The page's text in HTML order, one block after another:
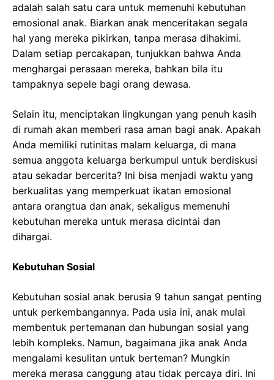
adalah salah satu cara untuk memenuhi kebutuhan
emosional anak. Biarkan anak menceritakan segala
hal yang mereka pikirkan, tanpa merasa dihakimi.
Dalam setiap percakapan, tunjukkan bahwa Anda
menghargai perasaan mereka, bahkan bila itu
tampaknya sepele bagi orang dewasa.
Selain itu, menciptakan lingkungan yang penuh kasih
di rumah akan memberi rasa aman bagi anak. Apakah
Anda memiliki rutinitas malam keluarga, di mana
semua anggota keluarga berkumpul untuk berdiskusi
atau sekadar bercerita? Ini bisa menjadi waktu yang
berkualitas yang memperkuat ikatan emosional
antara orangtua dan anak, sekaligus memenuhi
kebutuhan mereka untuk merasa dicintai dan
dihargai.
Kebutuhan Sosial
Kebutuhan sosial anak berusia 9 tahun sangat penting
untuk perkembangannya. Pada usia ini, anak mulai
membentuk pertemanan dan hubungan sosial yang
lebih kompleks. Namun, bagaimana jika anak Anda
mengalami kesulitan untuk berteman? Mungkin
mereka merasa canggung atau tidak percaya diri. Ini